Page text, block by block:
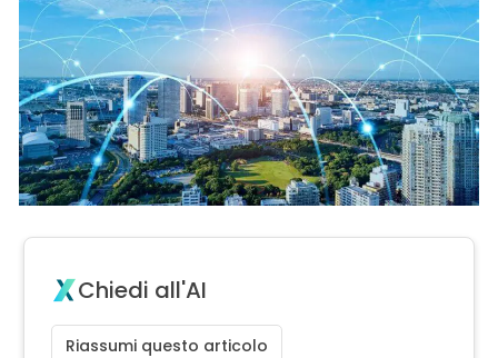
Chiedi all'AI
Riassumi questo articolo